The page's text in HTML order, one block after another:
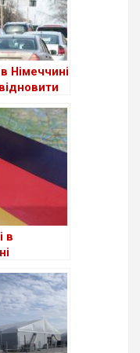
в Німеччині
водія
в
із України
сьогодні